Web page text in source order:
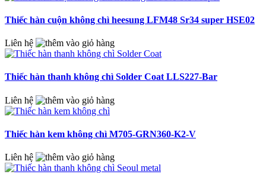
Thiếc hàn cuộn không chì heesung LFM48 Sr34 super HSE02
Liên hệ
Thiếc hàn thanh không chì Solder Coat LLS227-Bar
Liên hệ
Thiếc hàn kem không chì M705-GRN360-K2-V
Liên hệ